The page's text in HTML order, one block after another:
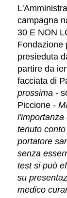
campagna
30 E NON
Fondazione
presieduta
partire da
facciata di
prossima -
Piccione -
l'importanza
tenuto
portatore
senza
test si può
su
medico